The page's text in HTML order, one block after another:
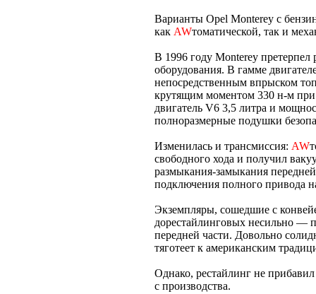
Варианты Opel Monterey с
как AWтоматической, так и
В 1996 году Monterey претерпел
оборудования. В гамме
непосредственным впрыском
крутящим моментом 330 н-м
двигатель V6 3,5 литра и
полноразмерные подушки
Изменилась и трансмиссия: AW
свободного хода и получил
размыкания-замыкания
подключения полного привода
Экземпляры, сошедшие с
дорестайлинговых несильно —
передней части. Довольно
тяготеет к американским
Однако, рестайлинг не
с производства.